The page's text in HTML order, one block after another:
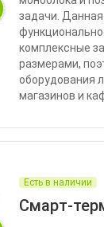
задачи.
комплексные
размерами,
оборудования
магазинов и
Есть в наличии
Смарт-